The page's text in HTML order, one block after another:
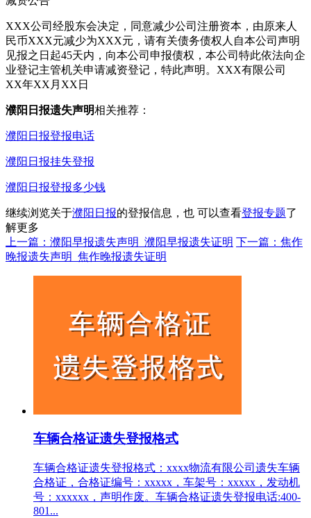
XXX公司经股东会决定，同意减少公司注册资本，由原来人
民币XXX元减少为XXX元，请有关债务债权人自本公司声明
见报之日起45天内，向本公司申报债权，本公司特此依法向企
业登记主管机关申请减资登记，特此声明。XXX有限公司
XX年XX月XX日
濮阳日报遗失声明相关推荐：
濮阳日报登报电话
濮阳日报挂失登报
濮阳日报登报多少钱
继续浏览关于濮阳日报的登报信息，也 可以查看登报专题了
解更多
上一篇：濮阳早报遗失声明_濮阳早报遗失证明 下一篇：焦作
晚报遗失声明_焦作晚报遗失证明
车辆合格证遗失登报格式
车辆合格证遗失登报格式：xxxx物流有限公司遗失车辆
合格证，合格证编号：xxxxx，车架号：xxxxx，发动机
号：xxxxxx，声明作废。车辆合格证遗失登报电话:400-
801...